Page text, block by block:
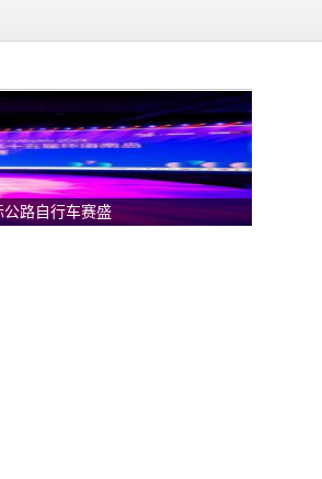
公路自行车赛盛